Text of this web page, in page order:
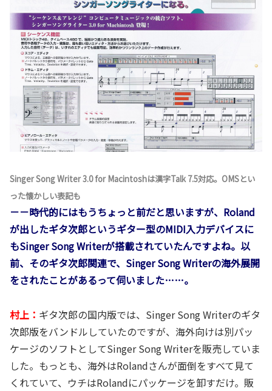
Singer Song Writer 3.0 for Macintoshは漢字Talk 7.5対応。OMSとい
った懐かしい表記も
－－時代的にはもうちょっと前だと思いますが、Roland
が出したギタ次郎というギター型のMIDI入力デバイスに
もSinger Song Writerが搭載されていたんですよね。以
前、そのギタ次郎関連で、Singer Song Writerの海外展開
をされたことがあるって伺いました……。
村上： ギタ次郎の国内版では、Singer Song Writerのギタ
次郎版をバンドルしていたのですが、海外向けは別パッ
ケージのソフトとしてSinger Song Writerを販売していま
した。もっとも、海外はRolandさんが面倒をすべて見て
くれていて、ウチはRolandにパッケージを卸すだけ。販